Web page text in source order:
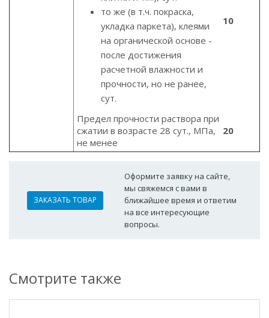
то же (в т.ч. покраска,
укладка паркета), клеями
на органической основе -
после достижения
расчетной влажности и
прочности, но не ранее,
сут.
10
Предел прочности раствора при
сжатии в возрасте 28 сут., МПа,
не менее
20
ЗАКАЗАТЬ ТОВАР
Оформите заявку на сайте,
мы свяжемся с вами в
ближайшее время и ответим
на все интересующие
вопросы.
Смотрите также